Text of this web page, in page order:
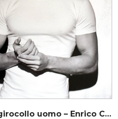
T-shirt girocollo uomo – Enrico Coveri ET1000